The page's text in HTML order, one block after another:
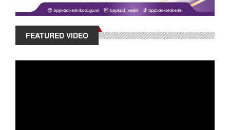
FEATURED VIDEO